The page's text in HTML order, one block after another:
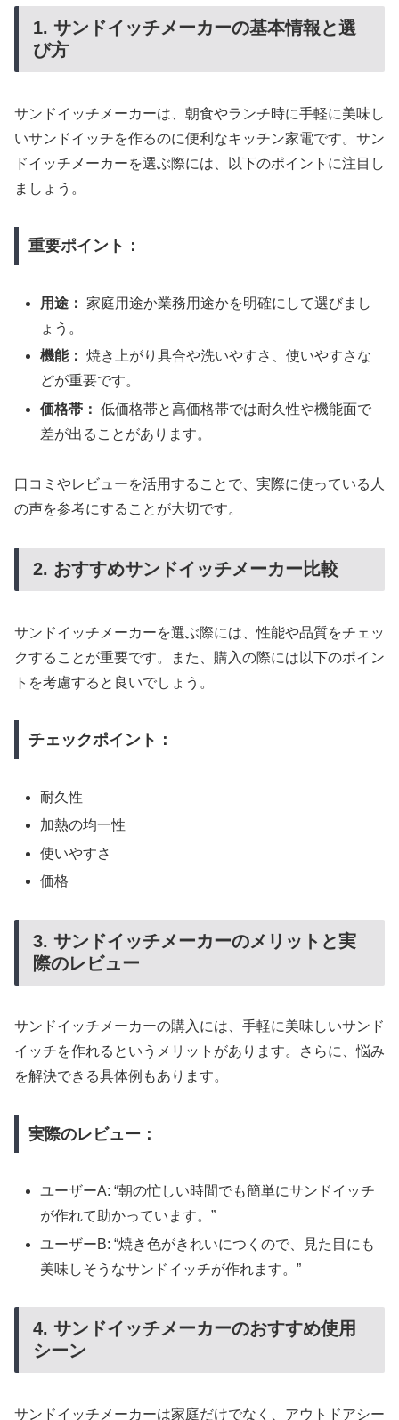
1. サンドイッチメーカーの基本情報と選
び方
サンドイッチメーカーは、朝食やランチ時に手軽に美味し
いサンドイッチを作るのに便利なキッチン家電です。サン
ドイッチメーカーを選ぶ際には、以下のポイントに注目し
ましょう。
重要ポイント：
用途： 家庭用途か業務用途かを明確にして選びまし
ょう。
機能： 焼き上がり具合や洗いやすさ、使いやすさな
どが重要です。
価格帯： 低価格帯と高価格帯では耐久性や機能面で
差が出ることがあります。
口コミやレビューを活用することで、実際に使っている人
の声を参考にすることが大切です。
2. おすすめサンドイッチメーカー比較
サンドイッチメーカーを選ぶ際には、性能や品質をチェッ
クすることが重要です。また、購入の際には以下のポイン
トを考慮すると良いでしょう。
チェックポイント：
耐久性
加熱の均一性
使いやすさ
価格
3. サンドイッチメーカーのメリットと実
際のレビュー
サンドイッチメーカーの購入には、手軽に美味しいサンド
イッチを作れるというメリットがあります。さらに、悩み
を解決できる具体例もあります。
実際のレビュー：
ユーザーA: “朝の忙しい時間でも簡単にサンドイッチ
が作れて助かっています。”
ユーザーB: “焼き色がきれいにつくので、見た目にも
美味しそうなサンドイッチが作れます。”
4. サンドイッチメーカーのおすすめ使用
シーン
サンドイッチメーカーは家庭だけでなく、アウトドアシー